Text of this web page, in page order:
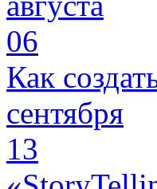
06
Как
сентября
13